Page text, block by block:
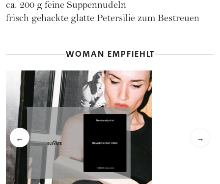
ca. 200 g feine Suppennudeln
frisch gehackte glatte Petersilie zum Bestreuen
WOMAN EMPFIEHLT
← →